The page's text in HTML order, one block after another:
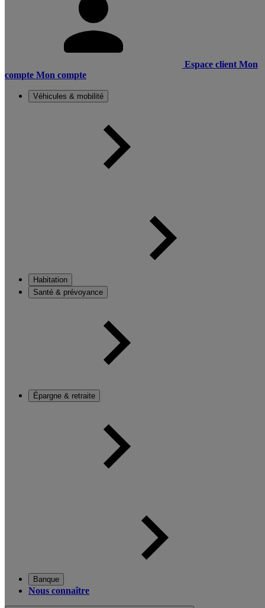
Espace client Mon
compte Mon compte
Véhicules & mobilité
Habitation
Santé & prévoyance
Épargne & retraite
Banque
Nous connaître